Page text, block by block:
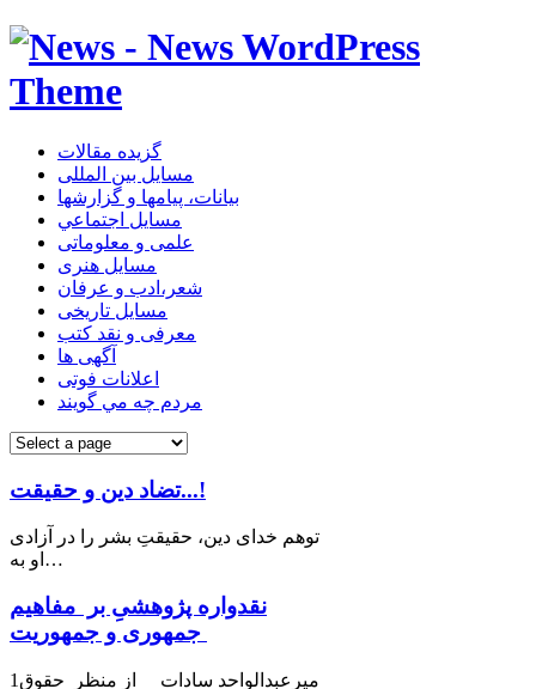
گزیده مقالات
مسایل بین المللی
بیانات، پیامها و گزارشها
مسايل اجتماعي
علمی و معلوماتی
مسايل هنری
شعر،ادب و عرفان
مسایل تاریخی
معرفی و نقد کتب
آگهی ها
اعلانات فوتی
مردم چه مي گويند
تضاد دین و حقیقت...!
توهم خدای دین، حقیقتِ بشر را در آزادی
او به…
نقدواره پژوهشیِ بر مفاهیم
1میرعبدالواحد سادات از منظر حقوق